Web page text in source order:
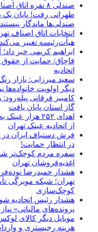
صندلی ۸ نفره
طهرانی رفت! پایان یک
صندلی‌ها ماندگار نیستند
انتخابات اتاق اصناف
هیأت‌رئیسه تغییر
ابراهیم کریمی خبر
قاچاق/ حمایت از حقوق
اتحادیه
سعید میرزایی: بازار
دیگر اولویت
کامبیز فرقانی
گاز استان پایان یافت
اهدای ۲۵۲
از اتحادیه عینک تهران
در انتظار حمایت!
اغذیه‌فروشان تهران
هشدار حمیدرضا
تهران؛ شبکه مویرگی
کوچک‌سازی
هشدار رئیس اتحادیه
پرونده‌های مالیاتی»
موبایل دیگر کالای
هزینه رجیستری و